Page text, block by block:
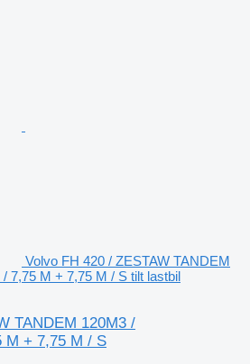
Volvo FH 420 / ZESTAW TANDEM
7,75 M + 7,75 M / S tilt lastbil
TANDEM 120M3 /
M + 7,75 M / S